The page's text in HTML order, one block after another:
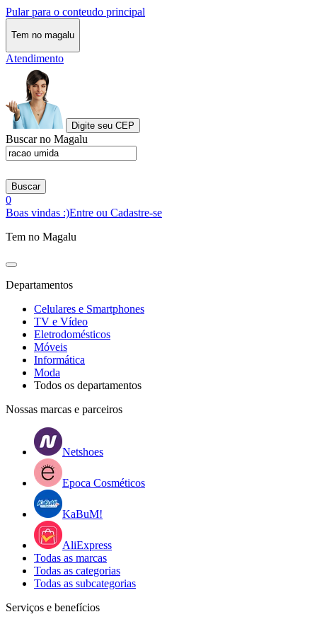
Pular para o conteudo principal
Tem no magalu
Atendimento
Digite seu CEP
Buscar no Magalu
Buscar
0
Boas vindas :)Entre ou Cadastre-se
Tem no Magalu
Departamentos
Celulares e Smartphones
TV e Vídeo
Eletrodomésticos
Móveis
Informática
Moda
Todos os departamentos
Nossas marcas e parceiros
Netshoes
Epoca Cosméticos
KaBuM!
AliExpress
Todas as marcas
Todas as categorias
Todas as subcategorias
Serviços e benefícios